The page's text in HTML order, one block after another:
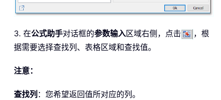
3. 在公式助手对话框的参数输入区域右侧，点击
，根
据需要选择查找列、表格区域和查找值。
注意：
查找列 ：您希望返回值所对应的列。